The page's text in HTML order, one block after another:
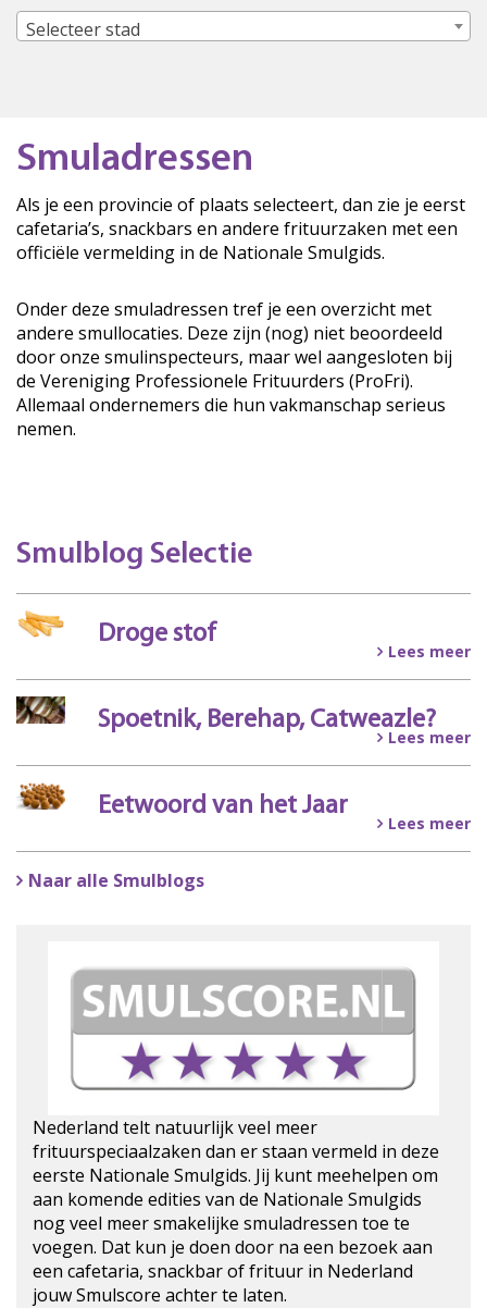
Selecteer stad
Smuladressen
Als je een provincie of plaats selecteert, dan zie je eerst
cafetaria’s, snackbars en andere frituurzaken met een
officiële vermelding in de Nationale Smulgids.
Onder deze smuladressen tref je een overzicht met
andere smullocaties. Deze zijn (nog) niet beoordeeld
door onze smulinspecteurs, maar wel aangesloten bij
de Vereniging Professionele Frituurders (ProFri).
Allemaal ondernemers die hun vakmanschap serieus
nemen.
Smulblog Selectie
Droge stof
Lees meer
Spoetnik, Berehap, Catweazle?
Lees meer
Eetwoord van het Jaar
Lees meer
Naar alle Smulblogs
Nederland telt natuurlijk veel meer
frituurspeciaalzaken dan er staan vermeld in deze
eerste Nationale Smulgids. Jij kunt meehelpen om
aan komende edities van de Nationale Smulgids
nog veel meer smakelijke smuladressen toe te
voegen. Dat kun je doen door na een bezoek aan
een cafetaria, snackbar of frituur in Nederland
jouw Smulscore achter te laten.